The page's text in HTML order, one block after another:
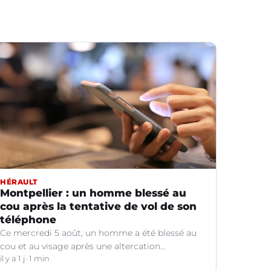
HÉRAULT
Montpellier : un homme blessé au
cou après la tentative de vol de son
téléphone
Ce mercredi 5 août, un homme a été blessé au
cou et au visage après une altercation
concernant un téléphone portable à Montpellier
il y a 1 j 1 min